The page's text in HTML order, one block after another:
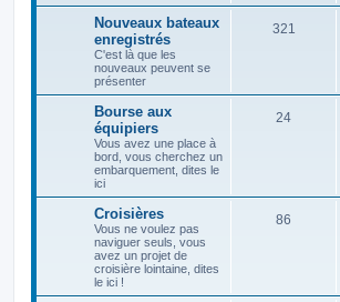
Nouveaux bateaux
enregistrés
C'est là que les
nouveaux peuvent se
présenter
321
Bourse aux
équipiers
Vous avez une place à
bord, vous cherchez un
embarquement, dites le
ici
24
Croisières
Vous ne voulez pas
naviguer seuls, vous
avez un projet de
croisière lointaine, dites
le ici !
86